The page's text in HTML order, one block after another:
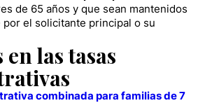
de 65 años y que sean mantenidos
por el solicitante principal o su
las tasas
combinada para familias de 7